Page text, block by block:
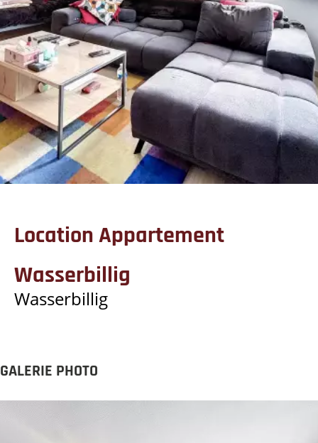
Location Appartement
Wasserbillig
Wasserbillig
GALERIE PHOTO